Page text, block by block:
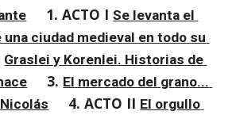
1. ACTO I Se levanta el
ciudad medieval en todo su
Graslei y Korenlei. Historias de
3. El mercado del grano...
4. ACTO II El orgullo